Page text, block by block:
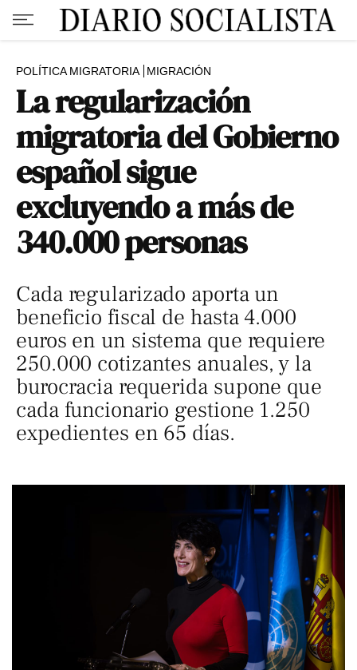
POLÍTICA MIGRATORIA MIGRACIÓN
La regularización
migratoria del Gobierno
español sigue
excluyendo a más de
340.000 personas
Cada regularizado aporta un
beneficio fiscal de hasta 4.000
euros en un sistema que requiere
250.000 cotizantes anuales, y la
burocracia requerida supone que
cada funcionario gestione 1.250
expedientes en 65 días.